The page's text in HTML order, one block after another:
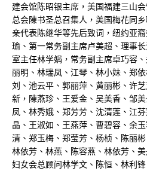
建会馆陈昭银主席，美国福建三山
总会陳书圣总召集人，美国梅花同
亲代表陈继华等先后致词，纽约亚
瑜、第一常务副主席卢美超、理事
室主任林学娟，常务副主席卓巧容
丽明、林瑞凤、江琴、林小妹、郑
刘、池云平、郭丽萍、黄丽彬、许
新，陳燕珍、王爱金、吴美香、邹
凤、林秀娥、郑芳芳、沈清莲、江
晶、王淑如、王燕萍、曹碧容、余
清、郑玉梅、郑莹芳、杨桢、陈丽
林依芳、林燕、陈容燕、林依芳、
妇女会总顾问林学文、陈恒、林利